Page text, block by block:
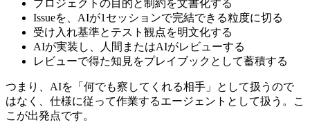
プロジェクトの目的と制約を文書化する
Issueを、AIが1セッションで完結できる粒度に切る
受け入れ基準とテスト観点を明文化する
AIが実装し、人間またはAIがレビューする
レビューで得た知見をプレイブックとして蓄積する
つまり、AIを「何でも察してくれる相手」として扱うので
はなく、仕様に従って作業するエージェントとして扱う。こ
こが出発点です。